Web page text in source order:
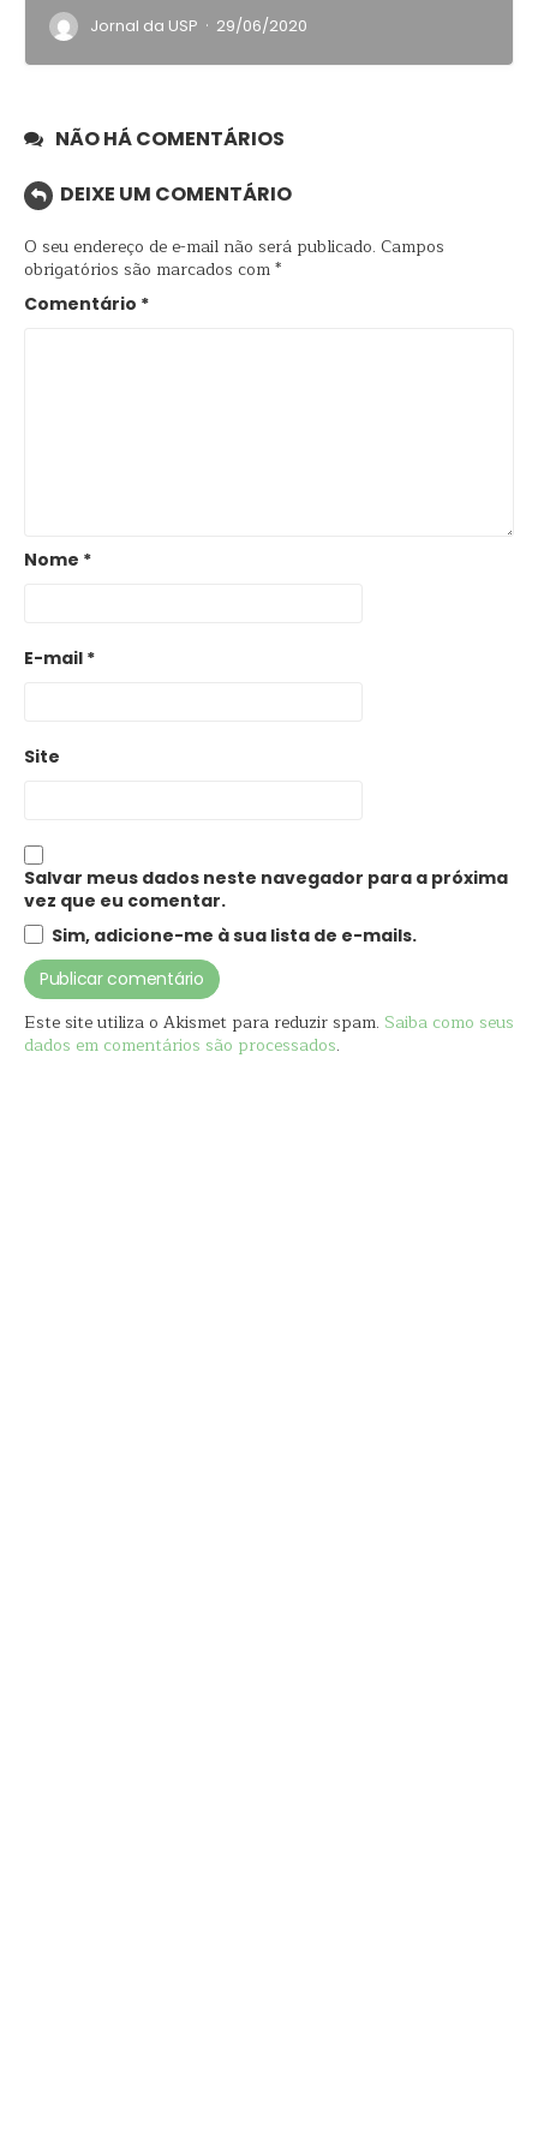
Jornal da USP · 29/06/2020
NÃO HÁ COMENTÁRIOS
DEIXE UM COMENTÁRIO
O seu endereço de e-mail não será publicado. Campos
obrigatórios são marcados com*
Comentário *
Nome *
E-mail *
Site
Salvar meus dados neste navegador para a próxima
vez que eu comentar.
Sim, adicione-me à sua lista de e-mails.
Este site utiliza o Akismet para reduzir spam. Saiba como seus
dados em comentários são processados.